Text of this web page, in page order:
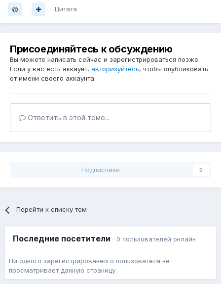
Цитата
Присоединяйтесь к обсуждению
Вы можете написать сейчас и зарегистрироваться позже.
Если у вас есть аккаунт, авторизуйтесь, чтобы опубликовать
от имени своего аккаунта.
Ответить в этой теме...
Подписчики 0
Перейти к списку тем
Последние посетители 0 пользователей онлайн
Ни одного зарегистрированного пользователя не
просматривает данную страницу